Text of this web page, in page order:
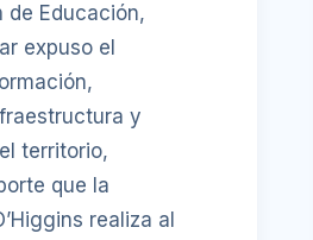
de Educación,
expuso el
y
territorio,
que la
realiza al